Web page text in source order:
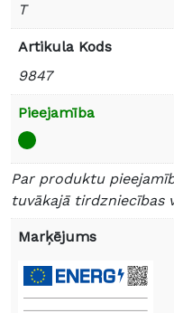
T
Artikula Kods
9847
Pieejamība
Par produktu
tuvākajā tirdzniecības
Marķējums